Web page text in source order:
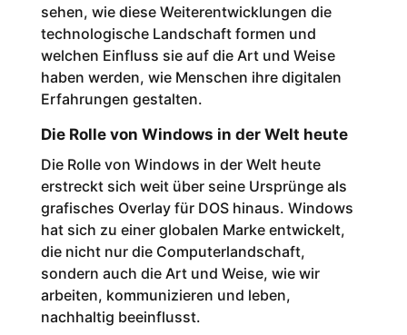
sehen, wie diese Weiterentwicklungen die
technologische Landschaft formen und
welchen Einfluss sie auf die Art und Weise
haben werden, wie Menschen ihre digitalen
Erfahrungen gestalten.
Die Rolle von Windows in der Welt heute
Die Rolle von Windows in der Welt heute
erstreckt sich weit über seine Ursprünge als
grafisches Overlay für DOS hinaus. Windows
hat sich zu einer globalen Marke entwickelt,
die nicht nur die Computerlandschaft,
sondern auch die Art und Weise, wie wir
arbeiten, kommunizieren und leben,
nachhaltig beeinflusst.